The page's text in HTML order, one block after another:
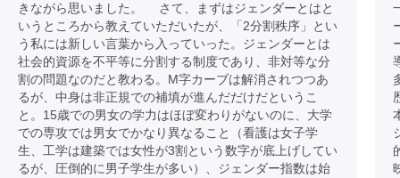
きながら思いました。 さて、まずはジェンダーとはと
いうところから教えていただいたが、「2分割秩序」とい
う私には新しい言葉から入っていった。ジェンダーとは
社会的資源を不平等に分割する制度であり、非対等な分
割の問題なのだと教わる。M字カーブは解消されつつあ
るが、中身は非正規での補填が進んだだけだというこ
と。15歳での男女の学力はほぼ変わりがないのに、大学
での専攻では男女でかなり異なること（看護は女子学
生、工学は建築では女性が3割という数字が底上げしてい
るが、圧倒的に男子学生が多い）、ジェンダー指数は始